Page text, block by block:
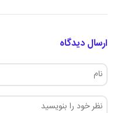
ارسال دیدگاه